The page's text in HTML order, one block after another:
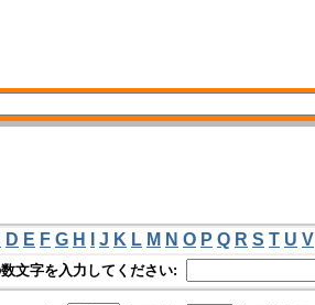
D E F G H J K L M N O P Q R S T U V
文字を入力してください: